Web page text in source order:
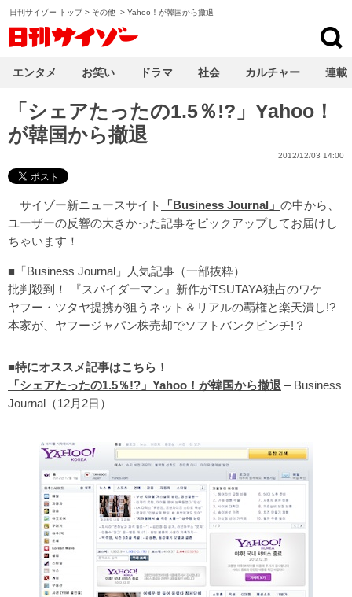
日刊サイゾー トップ> その他 > Yahoo！が韓国から撤退
「シェアたったの1.5％!?」Yahoo！
が韓国から撤退
2012/12/03 14:00
サイゾー新ニュースサイト 「Business Journal」 の中から、
ユーザーの反響の大きかった記事をピックアップしてお届けし
ちゃいます！
■「Business Journal」人気記事（一部抜粋）
批判殺到！ 『スパイダーマン』新作がTSUTAYA独占のワケ
ヤフー・ツタヤ提携が狙うネット＆リアルの覇権と楽天潰し!?
本家が、ヤフージャパン株売却でソフトバンクピンチ!？
■特にオススメ記事はこちら！
「シェアたったの1.5％!?」Yahoo！が韓国から撤退 – Business
Journal（12月2日）
エンタメ お笑い ドラマ 社会 カルチャー 連載